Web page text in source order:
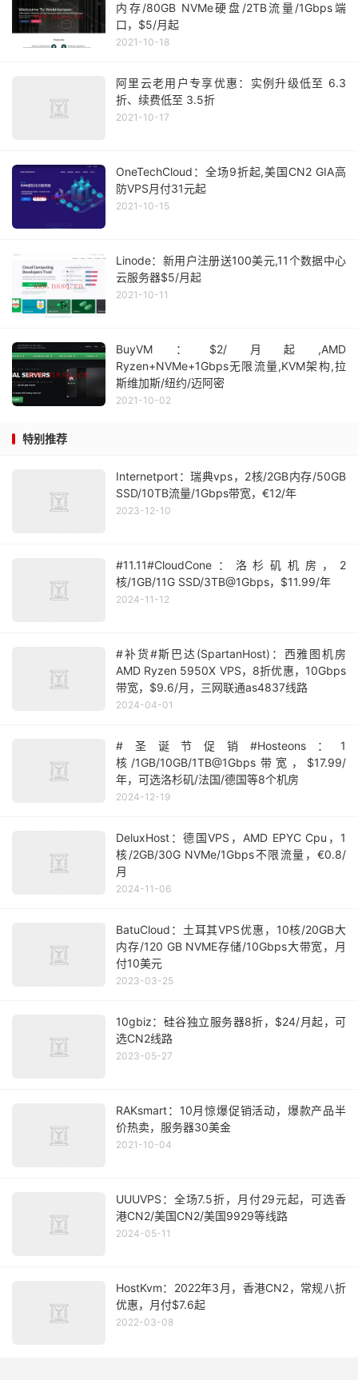
内存/80GB NVMe硬盘/2TB流量/1Gbps端
口，$5/月起
2021-10-18
阿里云老用户专享优惠：实例升级低至 6.3
折、续费低至 3.5折
2021-10-17
OneTechCloud：全场9折起,美国CN2 GIA高
防VPS月付31元起
2021-10-15
Linode：新用户注册送100美元,11个数据中心
云服务器$5/月起
2021-10-11
BuyVM：$2/月起,AMD
Ryzen+NVMe+1Gbps无限流量,KVM架构,拉
斯维加斯/纽约/迈阿密
2021-10-02
特别推荐
Internetport：瑞典vps，2核/2GB内存/50GB
SSD/10TB流量/1Gbps带宽，€12/年
2023-12-10
#11.11#CloudCone：洛杉矶机房，2
核/1GB/11G SSD/3TB@1Gbps，$11.99/年
2024-11-12
#补货#斯巴达(SpartanHost)：西雅图机房
AMD Ryzen 5950X VPS，8折优惠，10Gbps
带宽，$9.6/月，三网联通as4837线路
2024-04-01
#圣诞节促销#Hosteons：1
核/1GB/10GB/1TB@1Gbps带宽，$17.99/
年，可选洛杉矶/法国/德国等8个机房
2024-12-19
DeluxHost：德国VPS，AMD EPYC Cpu，1
核/2GB/30G NVMe/1Gbps不限流量，€0.8/
月
2024-11-06
BatuCloud：土耳其VPS优惠，10核/20GB大
内存/120 GB NVME存储/10Gbps大带宽，月
付10美元
2023-03-25
10gbiz：硅谷独立服务器8折，$24/月起，可
选CN2线路
2023-05-27
RAKsmart：10月惊爆促销活动，爆款产品半
价热卖，服务器30美金
2021-10-04
UUUVPS：全场7.5折，月付29元起，可选香
港CN2/美国CN2/美国9929等线路
2024-05-11
HostKvm：2022年3月，香港CN2，常规八折
优惠，月付$7.6起
2022-03-08